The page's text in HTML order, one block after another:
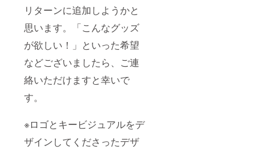
リターンに追加しようかと
思います。「こんなグッズ
が欲しい！」といった希望
などございましたら、ご連
絡いただけますと幸いで
す。
※ロゴとキービジュアルをデ
ザインしてくださったデザ